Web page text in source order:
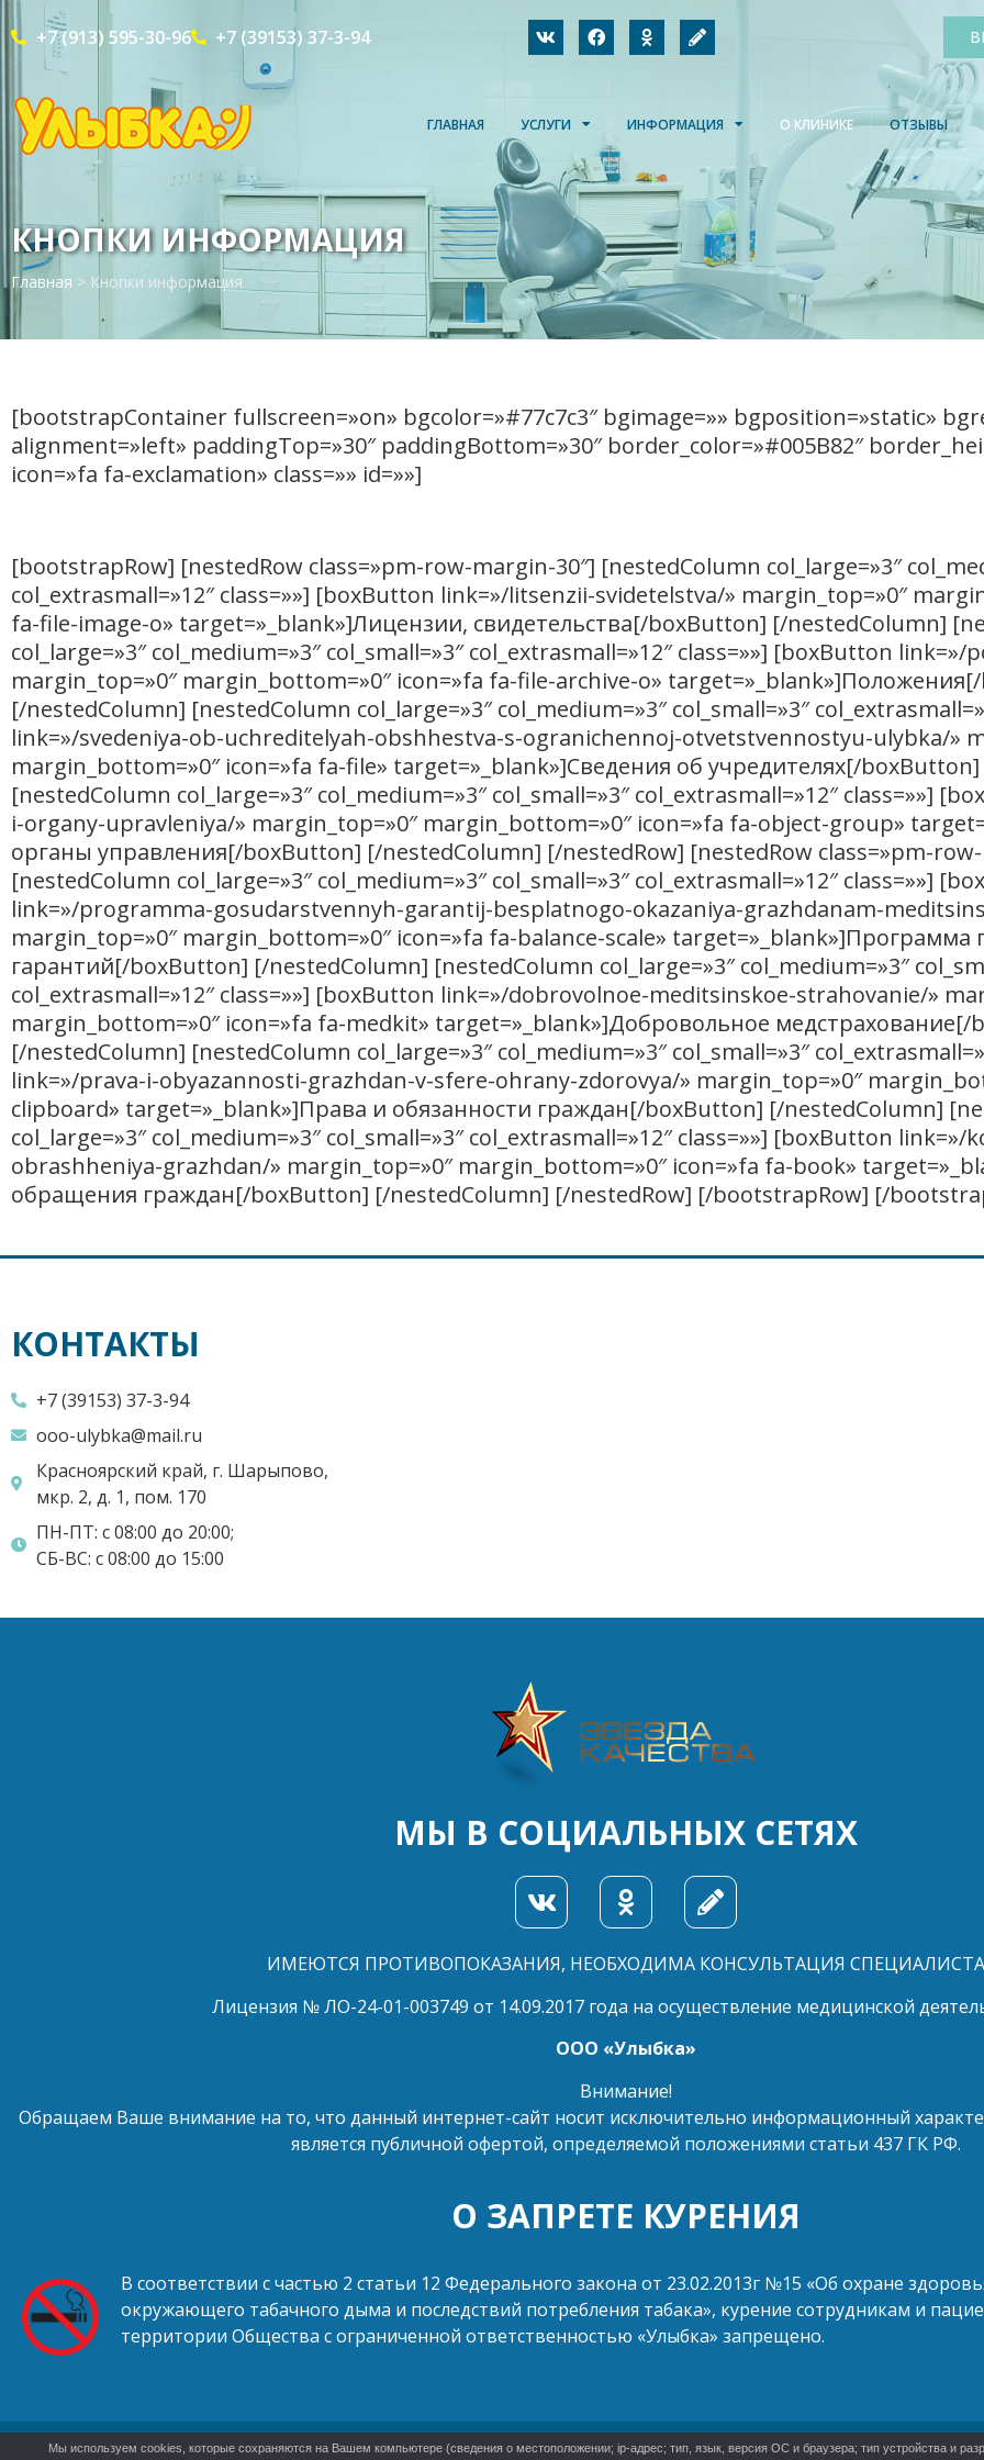
+7 (913) 595-30-96 +7 (39153) 37-3-94
ГЛАВНАЯ УСЛУГИ ИНФОРМАЦИЯ О КЛИНИКЕ ОТЗЫВЫ
КНОПКИ ИНФОРМАЦИЯ
Главная > Кнопки информация
[bootstrapContainer fullscreen=»on» bgcolor=»#77c7c3″ bgimage=»» bgposition=»static»
alignment=»left» paddingTop=»30″ paddingBottom=»30″ border_color=»#005B82″
icon=»fa fa-exclamation» class=»» id=»»]
[bootstrapRow] [nestedRow class=»pm-row-margin-30″] [nestedColumn col_large=»3″
col_extrasmall=»12″ class=»»] [boxButton link=»/litsenzii-svidetelstva/» margin_top=»0″
fa-file-image-o» target=»_blank»]Лицензии, свидетельства[/boxButton] [/nestedColumn]
col_large=»3″ col_medium=»3″ col_small=»3″ col_extrasmall=»12″ class=»»] [boxButton link=»/
margin_top=»0″ margin_bottom=»0″ icon=»fa fa-file-archive-o»
[/nestedColumn] [nestedColumn col_large=»3″ col_medium=»3″ col_small=»3″
link=»/svedeniya-ob-uchreditelyah-obshhestva-s-ogranichennoj-otvetstvennostyu-ulybka/»
margin_bottom=»0″ icon=»fa fa-file» target=»_blank»]Сведения об учредителях[/
[nestedColumn col_large=»3″ col_medium=»3″ col_small=»3″ col_extrasmall=»12″ class=»»]
i-organy-upravleniya/» margin_top=»0″ margin_bottom=»0″ icon=»fa fa-object-group»
органы управления[/boxButton] [/nestedColumn] [/nestedRow] [nestedRow class=»pm-
[nestedColumn col_large=»3″ col_medium=»3″ col_small=»3″ col_extrasmall=»12″ class=»»]
link=»/programma-gosudarstvennyh-garantij-besplatnogo-okazaniya-grazhdanam-
margin_top=»0″ margin_bottom=»0″ icon=»fa fa-balance-scale» target=»_blank»]Программа
гарантий[/boxButton] [/nestedColumn] [nestedColumn col_large=»3″ col_medium=»3″
col_extrasmall=»12″ class=»»] [boxButton link=»/dobrovolnoe-meditsinskoe-strahovanie/»
margin_bottom=»0″ icon=»fa fa-medkit» target=»_blank»]Добровольное
[/nestedColumn] [nestedColumn col_large=»3″ col_medium=»3″ col_small=»3″
link=»/prava-i-obyazannosti-grazhdan-v-sfere-ohrany-zdorovya/» margin_top=»0″
clipboard» target=»_blank»]Права и обязанности граждан[/boxButton] [/nestedColumn]
col_large=»3″ col_medium=»3″ col_small=»3″ col_extrasmall=»12″ class=»»] [boxButton
obrashheniya-grazhdan/» margin_top=»0″ margin_bottom=»0″ icon=»fa fa-book»
обращения граждан[/boxButton] [/nestedColumn] [/nestedRow] [/bootstrapRow] [/
КОНТАКТЫ
+7 (39153) 37-3-94
ooo-ulybka@mail.ru
Красноярский край, г. Шарыпово,
мкр. 2, д. 1, пом. 170
ПН-ПТ: с 08:00 до 20:00;
СБ-ВС: с 08:00 до 15:00
МЫ В СОЦИАЛЬНЫХ СЕТЯХ
ИМЕЮТСЯ ПРОТИВОПОКАЗАНИЯ, НЕОБХОДИМА КОНСУЛЬТАЦИЯ СПЕЦИАЛИСТА
Лицензия № ЛО-24-01-003749 от 14.09.2017 года на осуществление медицинской
ООО «Улыбка»
Внимание!
Обращаем Ваше внимание на то, что данный интернет-сайт носит исключительно информационный
является публичной офертой, определяемой положениями статьи 437 ГК РФ.
О ЗАПРЕТЕ КУРЕНИЯ
В соответствии с частью 2 статьи 12 Федерального закона от 23.02.2013г №15 «Об охране
окружающего табачного дыма и последствий потребления табака», курение сотрудникам и
территории Общества с ограниченной ответственностью «Улыбка» запрещено.
Политика конфиденциальности
Мы используем cookies, которые сохраняются на Вашем компьютере (сведения о местоположении; ip-адрес; тип, язык, версия ОС и браузера; тип устройства и